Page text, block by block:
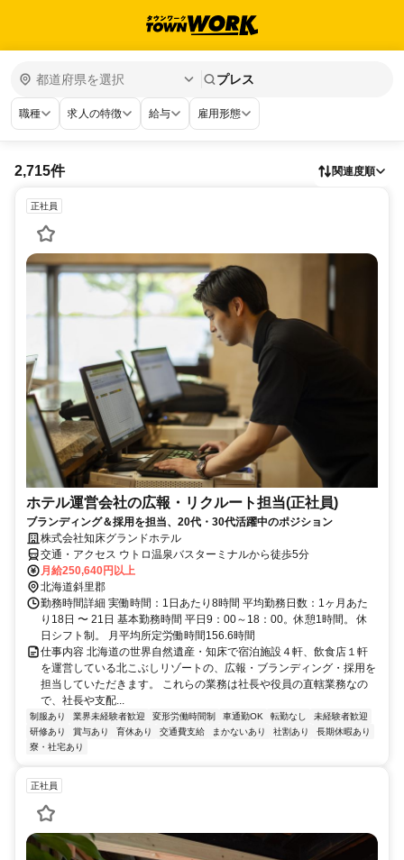
プレス
職種 求人の特徴 給与 雇用形態
2,715件 関連度順
正社員
ホテル運営会社の広報・リクルート担当(正社員)
ブランディング＆採用を担当、20代・30代活躍中のポジション
株式会社知床グランドホテル
交通・アクセス ウトロ温泉バスターミナルから徒歩5分
月給250,640円以上
北海道斜里郡
勤務時間詳細 実働時間：1日あたり8時間 平均勤務日数：1ヶ月あた
り18日 〜 21日 基本勤務時間 平日9：00～18：00。休憩1時間。 休
日シフト制。 月平均所定労働時間156.6時間
仕事内容 北海道の世界自然遺産・知床で宿泊施設４軒、飲食店１軒
を運営している北こぶしリゾートの、広報・ブランディング・採用を
担当していただきます。 これらの業務は社長や役員の直轄業務なの
で、社長や支配...
制服あり 業界未経験者歓迎 変形労働時間制 車通勤OK 転勤なし
未経験者歓迎
研修あり
賞与あり 育休あり 交通費支給 まかないあり 社割あり
長期休暇あり
寮・社宅あり
正社員